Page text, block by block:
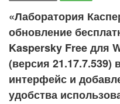
«Лаборатория
обновление
Kaspersky Free для
(версия
интерфейс и
удобства